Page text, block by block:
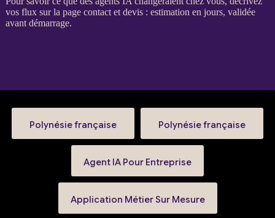
vos fluxsur la page contact et devis: estimation en jours, validée
avant démarrage.
Polynésie française Polynésie française
Agent IA Pour Entreprise
Application Métier Sur Mesure